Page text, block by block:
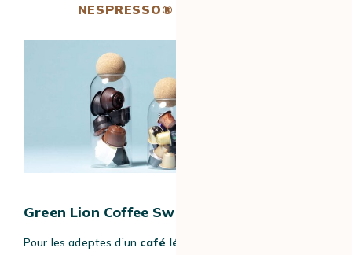
NESPRESSO® DÉCAFÉINÉES
Green Lion Coffee Sweet Dreams
Pour les adeptes d’un café léger